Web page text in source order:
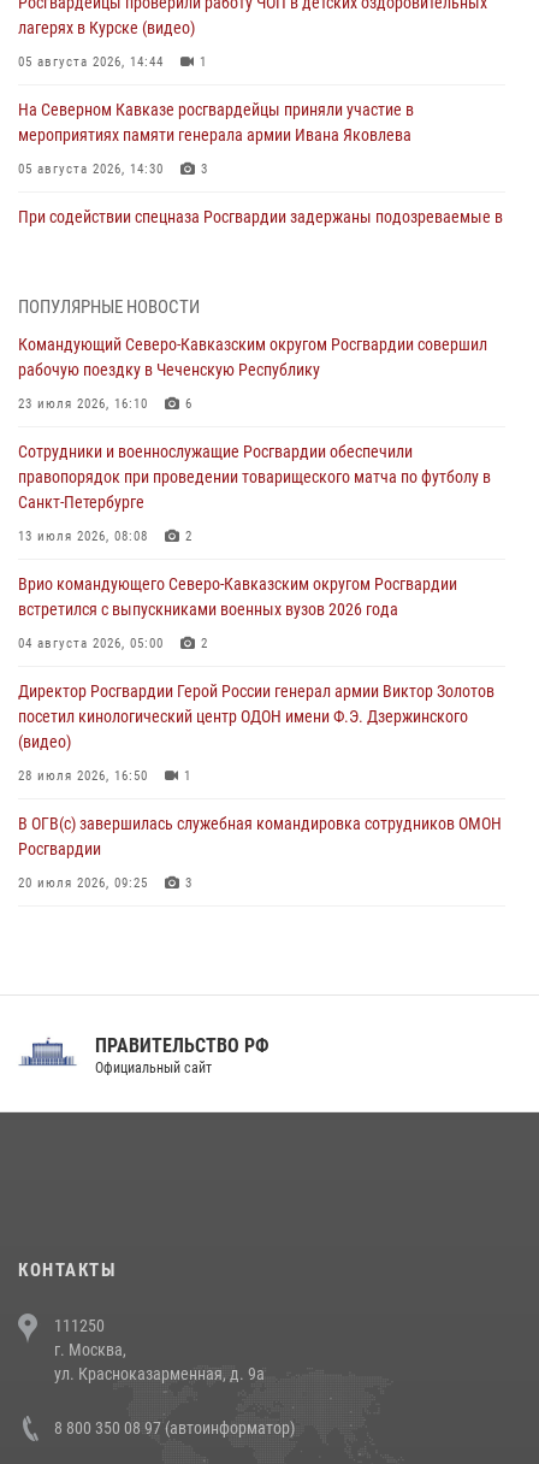
лагерях в Курске (видео)
05 августа 2026, 14:44 1
На Северном Кавказе росгвардейцы приняли участие в
мероприятиях памяти генерала армии Ивана Яковлева
05 августа 2026, 14:30 3
При содействии спецназа Росгвардии задержаны подозреваемые в
задержании подозреваемых в причинении имущественного ущерба
05 августа 2026, 13:53
динамовцам Свердловской области
05 августа 2026, 13:50 4
В столице росгвардейцы задержали мужчину, устроившего дебош в
05 августа 2026, 13:25 1
В Удмуртии при силовой поддержке спецназа Росгвардии
оздоровительных услуг (видео)
1 1
ПОПУЛЯРНЫЕ НОВОСТИ
Командующий Северо-Кавказским округом Росгвардии совершил
рабочую поездку в Чеченскую Республику
23 июля 2026, 16:10 6
Сотрудники и военнослужащие Росгвардии обеспечили
правопорядок при проведении товарищеского матча по футболу в
Санкт-Петербурге
13 июля 2026, 08:08 2
Врио командующего Северо-Кавказским округом Росгвардии
встретился с выпускниками военных вузов 2026 года
04 августа 2026, 05:00 2
Директор Росгвардии Герой России генерал армии Виктор Золотов
посетил кинологический центр ОДОН имени Ф.Э. Дзержинского
(видео)
28 июля 2026, 16:50 1
В ОГВ(с) завершилась служебная командировка сотрудников ОМОН
Росгвардии
20 июля 2026, 09:25 3
Праздник «Один день с Росгвардией» к 105-летию Центрального
напавших на бригаду скорой помощи (видео)
14 июля 2026, 12:20
В Росгвардии прошла военно-научная конференция по обобщению
боевого опыта
ПРАВИТЕЛЬСТВО РФ
Официальный сайт
КОНТАКТЫ
111250
г. Москва,
ул. Красноказарменная, д. 9а
8 800 350 08 97 (автоинформатор)